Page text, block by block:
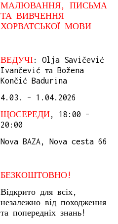
МАЛЮВАННЯ, ПИСЬМА
ТА ВИВЧЕННЯ
ХОРВАТСЬКОЇ МОВИ
ВЕДУЧІ: Olja Savičević
Ivančević та Božena
Končić Badurina
4.03. – 1.04.2026
ЩОСЕРЕДИ, 18:00 –
20:00
Nova BAZA, Nova cesta 66
БЕЗКОШТОВНО!
Відкрито для всіх,
незалежно від походження
та попередніх знань!